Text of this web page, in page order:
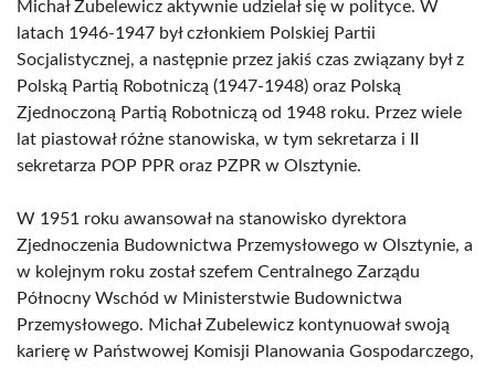
Michał Zubelewicz aktywnie udzielał się w polityce. W
latach 1946-1947 był członkiem Polskiej Partii
Socjalistycznej, a następnie przez jakiś czas związany był z
Polską Partią Robotniczą (1947-1948) oraz Polską
Zjednoczoną Partią Robotniczą od 1948 roku. Przez wiele
lat piastował różne stanowiska, w tym sekretarza i II
sekretarza POP PPR oraz PZPR w Olsztynie.
W 1951 roku awansował na stanowisko dyrektora
Zjednoczenia Budownictwa Przemysłowego w Olsztynie, a
w kolejnym roku został szefem Centralnego Zarządu
Północny Wschód w Ministerstwie Budownictwa
Przemysłowego. Michał Zubelewicz kontynuował swoją
karierę w Państwowej Komisji Planowania Gospodarczego,